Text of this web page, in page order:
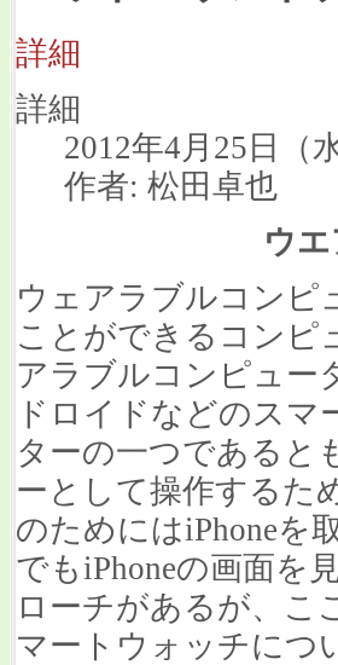
詳細
詳細
2012年4月25日（
作者: 松田卓也
ウ
ウェアラブルコンピ
ことができるコンピ
アラブルコンピュー
ドロイドなどのス
ターの一つであると
ーとして操作するた
のためにはiPhoneを
でもiPhoneの画面を
ローチがあるが、こ
マートウォッチにつ